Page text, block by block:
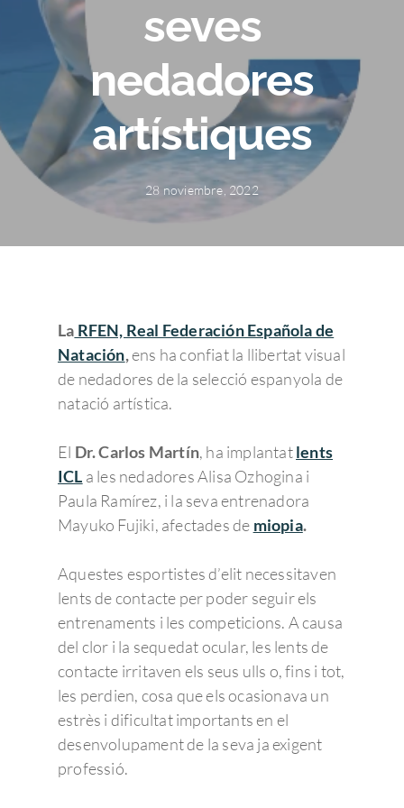
seves
nedadores
artístiques
28 noviembre, 2022
La RFEN, Real Federación Española de
Natación,ens ha confiat la llibertat visual
de nedadores de la selecció espanyola de
natació artística.
El Dr. Carlos Martín, ha implantatlents
ICL a les nedadores Alisa Ozhogina i
Paula Ramírez, i la seva entrenadora
Mayuko Fujiki, afectades de miopia.
Aquestes esportistes d’elit necessitaven
lents de contacte per poder seguir els
entrenaments i les competicions. A causa
del clor i la sequedat ocular, les lents de
contacte irritaven els seus ulls o, fins i tot,
les perdien, cosa que els ocasionava un
estrès i dificultat importants en el
desenvolupament de la seva ja exigent
professió.